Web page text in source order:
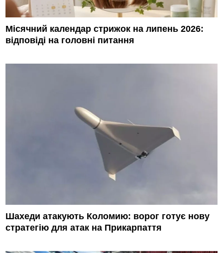
Місячний календар стрижок на липень 2026:
відповіді на головні питання
Шахеди атакують Коломию: ворог готує нову
стратегію для атак на Прикарпаття